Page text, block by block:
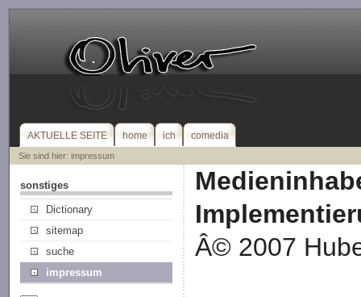
AKTUELLE SEITE home ich comedia
Sie sind hier: impressum
sonstiges
Dictionary
sitemap
suche
impressum
Â© 2007